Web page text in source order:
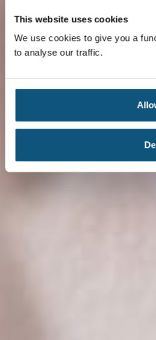
This website uses cookies
We use cookies to give you a
to analyse our traffic.